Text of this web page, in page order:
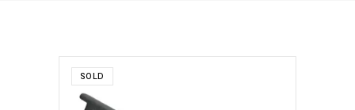
SOLD